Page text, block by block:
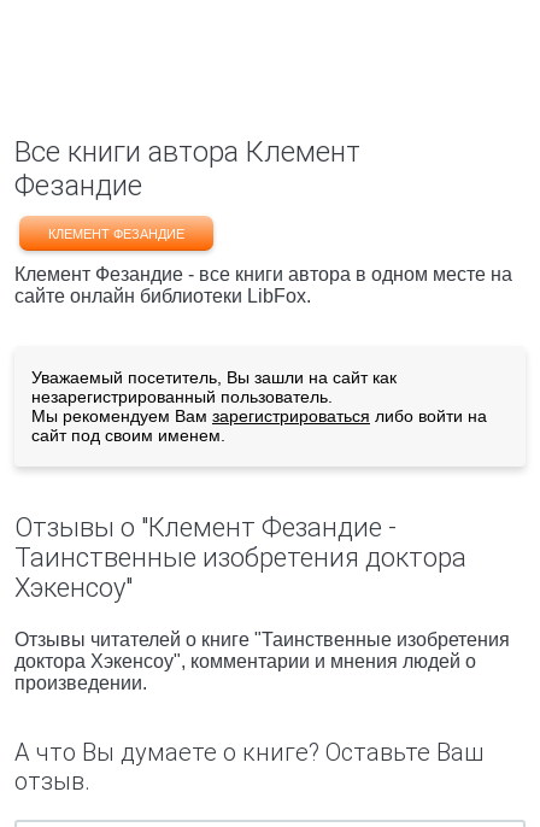
Все книги автора Клемент
Фезандие
КЛЕМЕНТ ФЕЗАНДИЕ
Клемент Фезандие - все книги автора в одном месте на
сайте онлайн библиотеки LibFox.
Уважаемый посетитель, Вы зашли на сайт как
незарегистрированный пользователь.
Мы рекомендуем Вам зарегистрироваться либо войти на
сайт под своим именем.
Отзывы о "Клемент Фезандие -
Таинственные изобретения доктора
Хэкенсоу"
Отзывы читателей о книге "Таинственные изобретения
доктора Хэкенсоу", комментарии и мнения людей о
произведении.
А что Вы думаете о книге? Оставьте Ваш
отзыв.